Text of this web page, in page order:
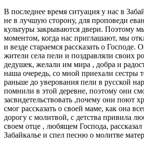
В последнее время ситуация у нас в
не в лучшую сторону, для проповеди
культуры закрываются двери. Поэтому
моментом, когда нас приглашают, мы
и везде стараемся рассказать о Господе.
жители села пели и поздравляли своих
дедушек, желали им мира , добра и
наша очередь, со мной приехали сестры
раньше до уверования пели в русской
помнили в этой деревне, поэтому они
засвидетельствовать ,почему они поют
смог рассказать о своей маме, как она
дорогу с молитвой, с детства привила
своем отце , любящем Господа, рассказал
Забайкалье и спел песню о молитве